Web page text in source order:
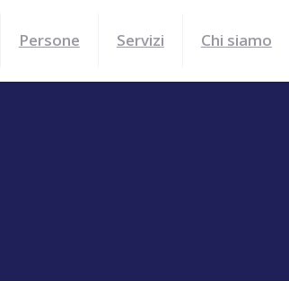
Persone Servizi Chi siamo